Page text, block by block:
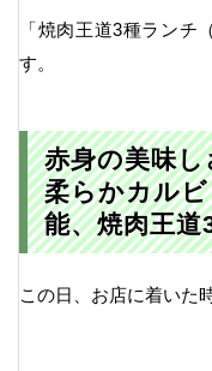
「焼肉王道3種ランチ
す。
赤身の美味
柔らかカル
能、焼肉王
この日、お店に着いた